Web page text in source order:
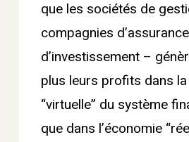
que les sociétés de
compagnies
d’investissement –
plus leurs profits dans
“virtuelle” du système
que dans l’économie